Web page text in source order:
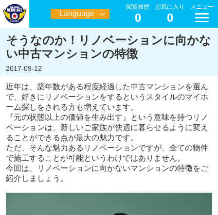
Language
日本語
閲覧履歴
0
お気に入り
0
メニュー
そうなのか！リノベーションに向かな
い中古マンションの特徴
2017-09-12
近年は、築年数がある程度経過した中古マンションを選ん
で、好きにリノベーションをするというスタイルのマイホ
ーム探しをされる方も増えています。
『元の状態以上の価値を生み出す』という意味を持つリノ
ベーションは、新しいご家族が快適に暮らせるように変え
ることができる点が最大の魅力です。
ただ、そんな魅力あるリノベーションですが、全ての物件
で施工することが可能というわけではありません。
今回は、リノベーションに向かないマンションの特徴をご
紹介しましょう。